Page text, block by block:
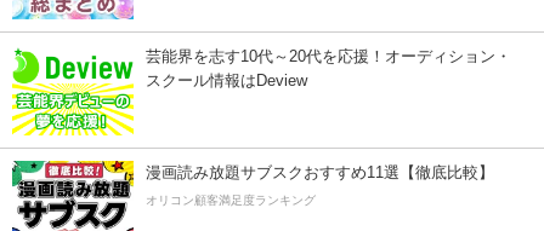
芸能界を志す10代～20代を応援！オーディション・
スクール情報はDeview
漫画読み放題サブスクおすすめ11選【徹底比較】
オリコン顧客満足度ランキング